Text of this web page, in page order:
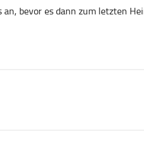
bevor es dann zum letzten